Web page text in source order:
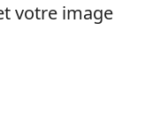
votre image